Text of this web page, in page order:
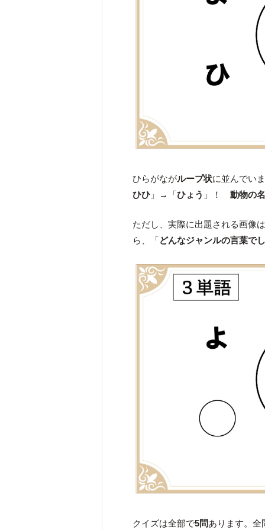
ひらがながループ状に並んでい
ひひ 」→「ひょう 」！動物の
ただし、実際に出題される画像
ら、「どんなジャンルの言葉で
クイズは全部で5問あります。全